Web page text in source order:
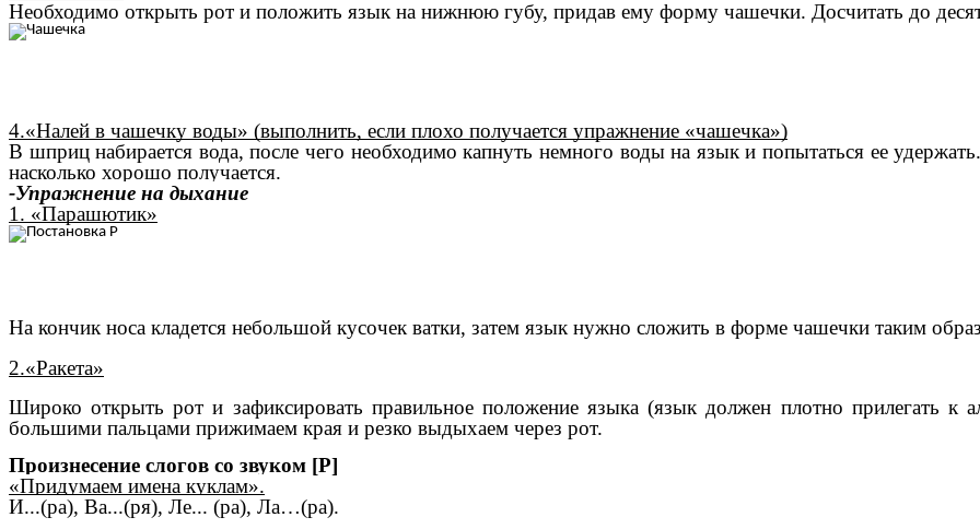
Необходимо открыть рот и положить язык на нижнюю губу, придав ему форму чашечки. Досчитать до
4.«Налей в чашечку воды» (выполнить, если плохо получается упражнение «чашечка»)
В шприц набирается вода, после чего необходимо капнуть немного воды на язык и попытаться ее
насколько хорошо получается.
-Упражнение на дыхание
1. «Парашютик»
На кончик носа кладется небольшой кусочек ватки, затем язык нужно сложить в форме чашечки таким
2.«Ракета»
Широко открыть рот и зафиксировать правильное положение языка (язык должен плотно прилегать к
большими пальцами прижимаем края и резко выдыхаем через рот.
Произнесение слогов со звуком [Р]
«Придумаем имена куклам».
И...(ра), Ва...(ря), Ле... (ра), Ла…(ра).